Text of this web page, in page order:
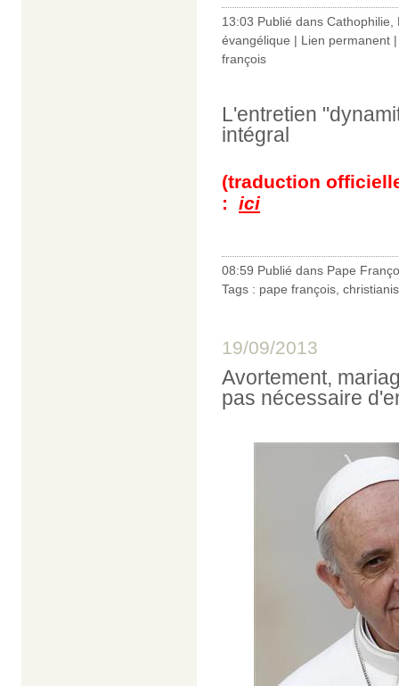
13:03 Publié dans Cathophilie,
évangélique | Lien permanent
françois
L'entretien
intégral
(traduction
: ici
08:59 Publié dans Pape
Tags : pape françois,
19/09/2013
Avortement,
pas nécessaire